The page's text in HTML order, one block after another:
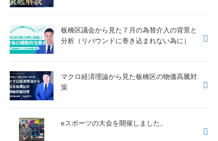
板橋区議会から見た７月の為替介入の背景と
分析（リバウンドに巻き込まれない為に）
マクロ経済理論から見た板橋区の物価高騰対
策
eスポーツの大会を開催しました。